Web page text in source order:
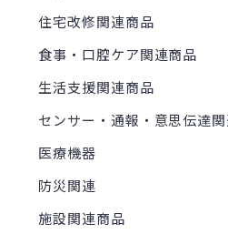
住宅改修関連商品
食事・口腔ケア関連商品
生活支援関連商品
センサー・通報・意思伝達
医療機器
防災関連
施設関連商品